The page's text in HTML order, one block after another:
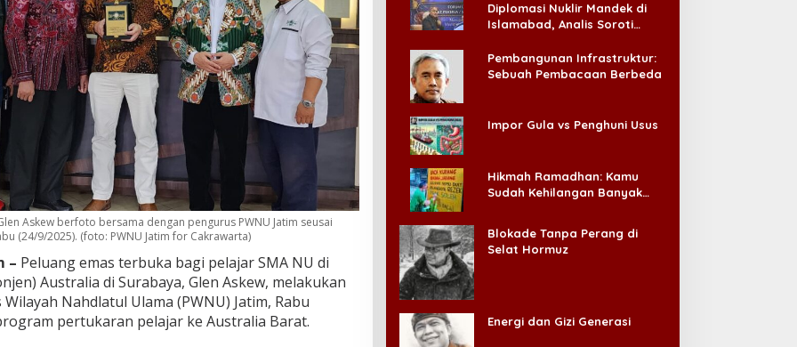
Askew berfoto bersama dengan pengurus PWNU Jatim seusai
(24/9/2025). (foto: PWNU Jatim for Cakrawarta)
– Peluang emas terbuka bagi pelajar SMA NU di
Australia di Surabaya, Glen Askew, melakukan
Nahdlatul Ulama (PWNU) Jatim, Rabu
pertukaran pelajar ke Australia Barat.
Diplomasi Nuklir Mandek di
Islamabad, Analis Soroti
Pembangunan Infrastruktur:
Sebuah Pembacaan Berbeda
Impor Gula vs Penghuni Usus
Hikmah Ramadhan: Kamu
Sudah Kehilangan Banyak
Blokade Tanpa Perang di
Selat Hormuz
Energi dan Gizi Generasi